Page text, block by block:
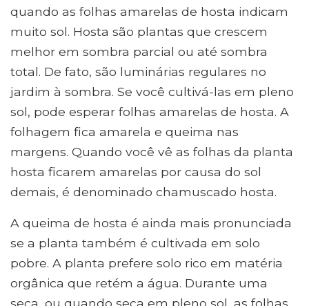
quando as folhas amarelas de hosta indicam
muito sol. Hosta são plantas que crescem
melhor em sombra parcial ou até sombra
total. De fato, são luminárias regulares no
jardim à sombra. Se você cultivá-las em pleno
sol, pode esperar folhas amarelas de hosta. A
folhagem fica amarela e queima nas
margens. Quando você vê as folhas da planta
hosta ficarem amarelas por causa do sol
demais, é denominado chamuscado hosta.
A queima de hosta é ainda mais pronunciada
se a planta também é cultivada em solo
pobre. A planta prefere solo rico em matéria
orgânica que retém a água. Durante uma
seca, ou quando seca em pleno sol, as folhas